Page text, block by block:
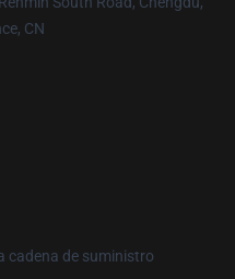
CN
cadena de suministro